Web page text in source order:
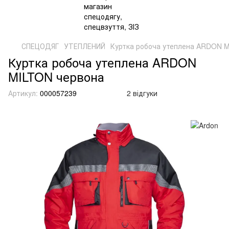
СПЕЦОДЯГ УТЕПЛЕНИЙ Куртка робоча утеплена ARDON
Куртка робоча утеплена ARDON
MILTON червона
Артикул: 000057239 2 відгуки